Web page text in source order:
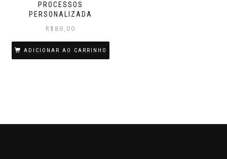
PROCESSOS
PERSONALIZADA
R$ 89,00
ADICIONAR AO CARRINHO